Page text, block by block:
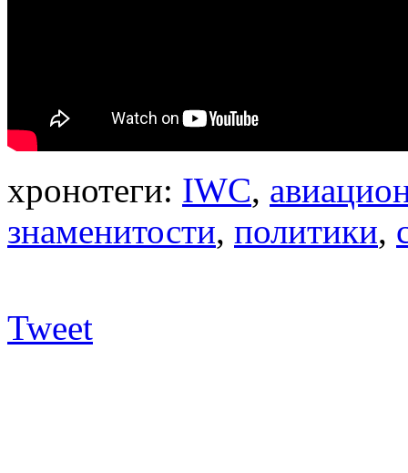
хронотеги: IWC,
знаменитости, политики,
Tweet